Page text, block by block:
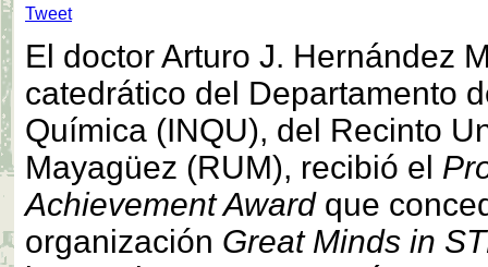
Tweet
El doctor Arturo J. Hernández
catedrático del Departamento
Química (INQU), del Recinto
Mayagüez (RUM), recibió el
Achievement Awardque
organización Great Minds in